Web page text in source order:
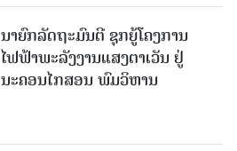
ນາຍົກລັດຖະມົນຕີ ຊຸກຍູ້ໂຄງການ
ໄຟຟ້າພະລັງງານແສງຕາເວັນ ຢູ່
ນະຄອນໄກສອນ ພົມວິຫານ